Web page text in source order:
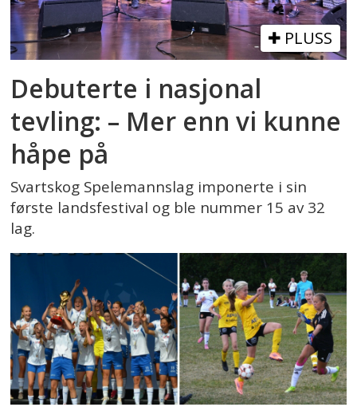
PLUSS
Debuterte i nasjonal
tevling: – Mer enn vi kunne
håpe på
Svartskog Spelemannslag imponerte i sin
første landsfestival og ble nummer 15 av 32
lag.